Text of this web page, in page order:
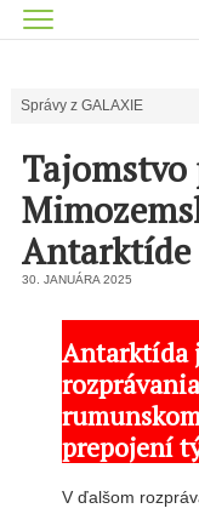
Správy z GALAXIE
Tajomstvo
Antarktíde
30. JANUÁRA 2025
Antarktída
prepojení
V ďalšom